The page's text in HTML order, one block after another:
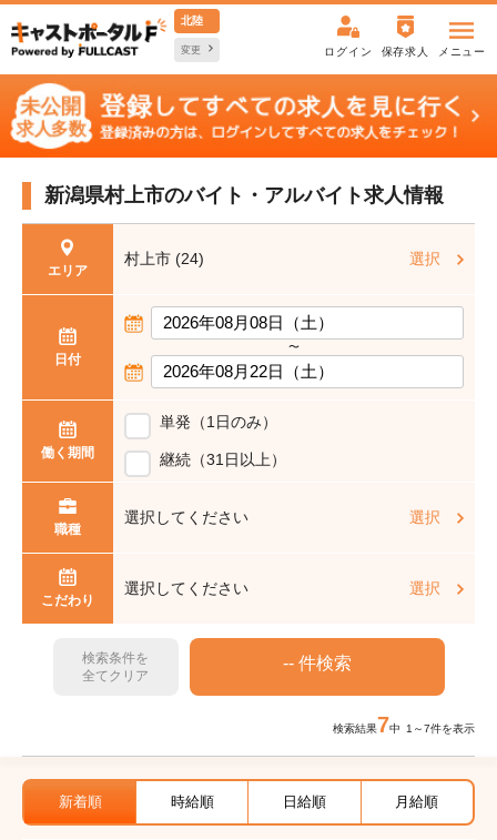
北陸
変更 ログイン 保存求人 メニュー
新潟県村上市のバイト・アルバイト求人情報
エリア
村上市 (24) 選択
日付
〜
働く期間
単発（1日のみ）
継続（31日以上）
職種
選択してください 選択
こだわり
選択してください 選択
検索条件を
全てクリア
検索結果7中 1～7件を表示
新着順 時給順 日給順 月給順